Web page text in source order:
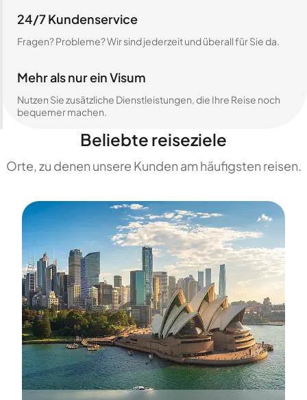
24/7 Kundenservice
Fragen? Probleme? Wir sind jederzeit und überall für Sie da.
Mehr als nur ein Visum
Nutzen Sie zusätzliche Dienstleistungen, die Ihre Reise noch
bequemer machen.
Beliebte reiseziele
Orte, zu denen unsere Kunden am häufigsten reisen.